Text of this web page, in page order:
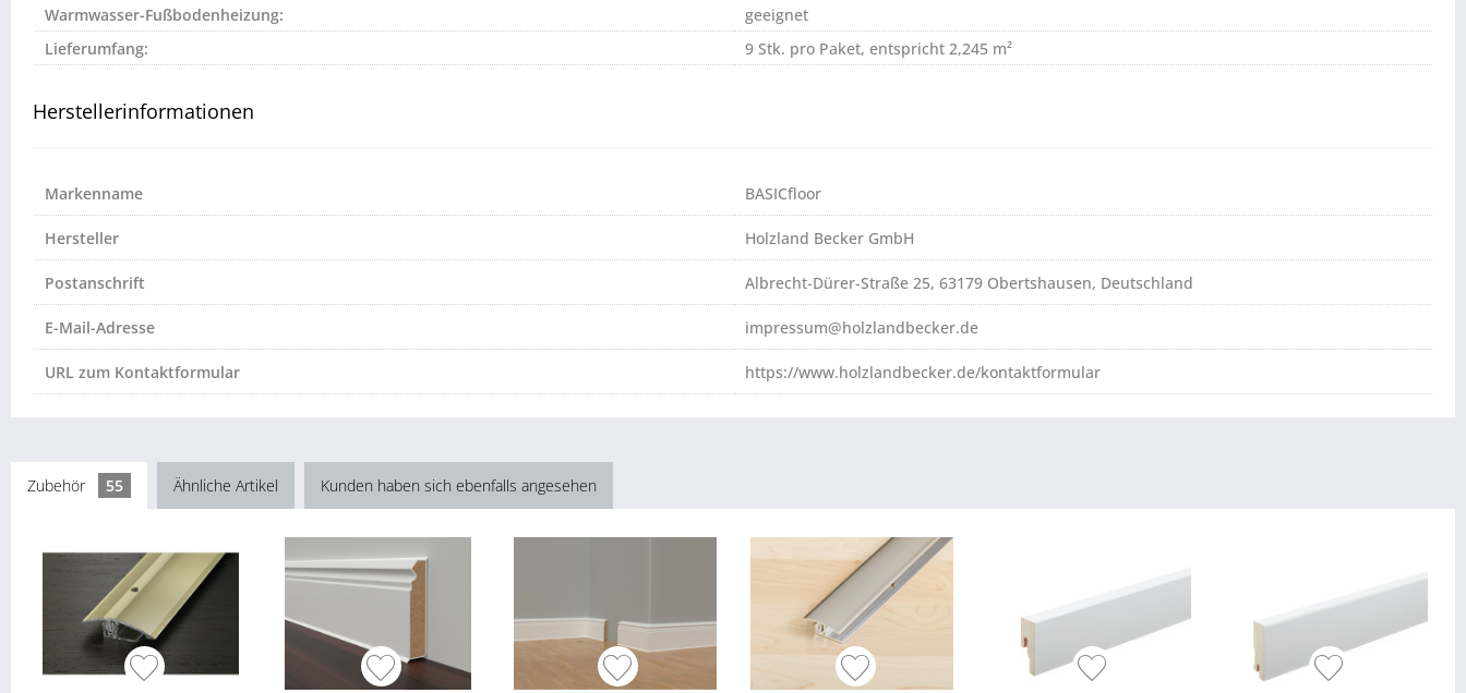
Warmwasser-Fußbodenheizung:
geeignet
Lieferumfang:
9 Stk. pro Paket, entspricht 2,245 m²
Herstellerinformationen
Markenname BASICfloor
Hersteller Holzland Becker GmbH
Postanschrift Albrecht-Dürer-Straße 25, 63179 Obertshausen, Deutschland
E-Mail-Adresse impressum@holzlandbecker.de
URL zum Kontaktformular https://www.holzlandbecker.de/kontaktformular
Zubehör 55 Ähnliche Artikel Kunden haben sich ebenfalls angesehen